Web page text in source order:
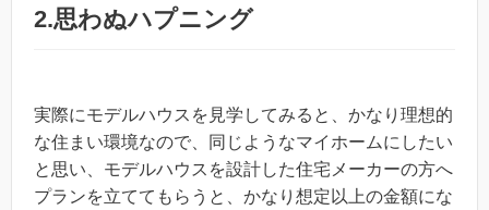
2.思わぬハプニング
実際にモデルハウスを見学してみると、かなり理想的
な住まい環境なので、同じようなマイホームにしたい
と思い、モデルハウスを設計した住宅メーカーの方へ
プランを立ててもらうと、かなり想定以上の金額にな